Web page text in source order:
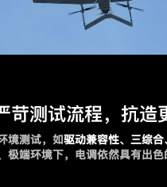
苛测试流程，抗造
境测试，如驱动兼容性、三综
极端环境下，电调依然具有出色